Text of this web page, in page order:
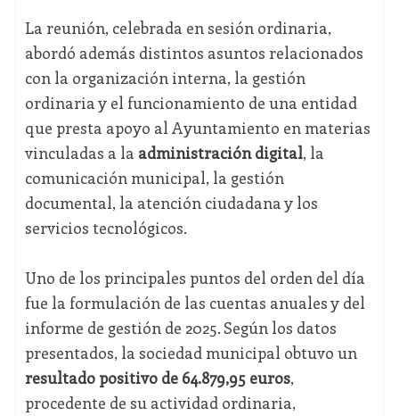
La reunión, celebrada en sesión ordinaria,
abordó además distintos asuntos relacionados
con la organización interna, la gestión
ordinaria y el funcionamiento de una entidad
que presta apoyo al Ayuntamiento en materias
vinculadas a la administración digital, la
comunicación municipal, la gestión
documental, la atención ciudadana y los
servicios tecnológicos.
Uno de los principales puntos del orden del día
fue la formulación de las cuentas anuales y del
informe de gestión de 2025. Según los datos
presentados, la sociedad municipal obtuvo un
resultado positivo de 64.879,95 euros,
procedente de su actividad ordinaria,